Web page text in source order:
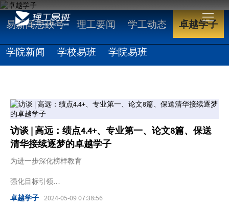
易新闻思政号 理工要闻 学工动态 卓越学子
学院新闻 学校易班 学院易班
访谈 | 高远：绩点4.4+、专业第一、论文8篇、保送
清华接续逐梦的卓越学子
为进一步深化榜样教育
强化目标引领
贯彻卓越教育理念
卓越学子 2024-05-09 07:38:56